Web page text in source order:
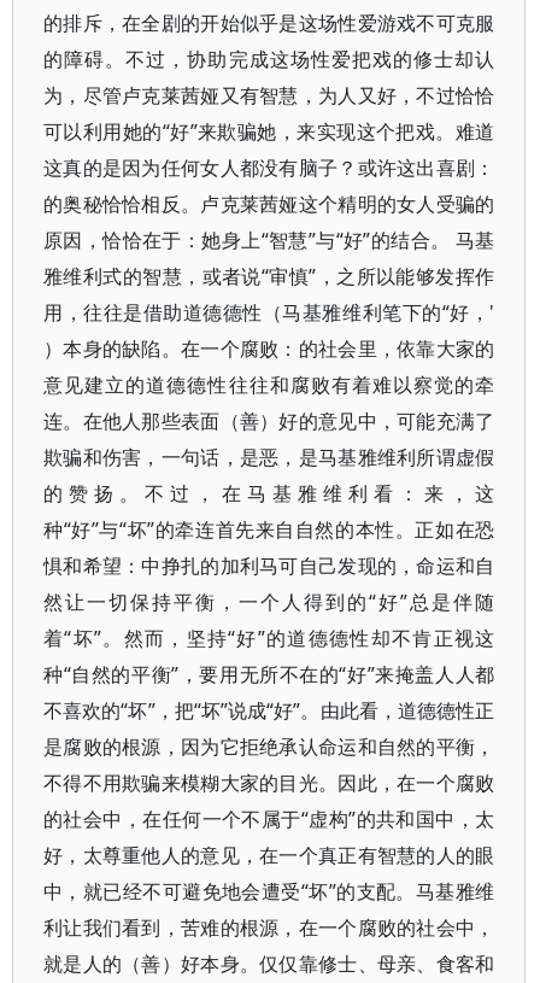
的排斥，在全剧的开始似乎是这场性爱游戏不可克服
的障碍。不过，协助完成这场性爱把戏的修士却认
为，尽管卢克莱茜娅又有智慧，为人又好，不过恰恰
可以利用她的“好”来欺骗她，来实现这个把戏。难道
这真的是因为任何女人都没有脑子？或许这出喜剧：
的奥秘恰恰相反。卢克莱茜娅这个精明的女人受骗的
原因，恰恰在于：她身上“智慧”与“好”的结合。 马基
雅维利式的智慧，或者说“审慎”，之所以能够发挥作
用，往往是借助道德德性（马基雅维利笔下的“好，'
）本身的缺陷。在一个腐败：的社会里，依靠大家的
意见建立的道德德性往往和腐败有着难以察觉的牵
连。在他人那些表面（善）好的意见中，可能充满了
欺骗和伤害，一句话，是恶，是马基雅维利所谓虚假
的赞扬。不过，在马基雅维利看：来，这
种“好”与“坏”的牵连首先来自自然的本性。正如在恐
惧和希望：中挣扎的加利马可自己发现的，命运和自
然让一切保持平衡，一个人得到的“好”总是伴随
着“坏”。然而，坚持“好”的道德德性却不肯正视这
种“自然的平衡”，要用无所不在的“好”来掩盖人人都
不喜欢的“坏”，把“坏”说成“好”。由此看，道德德性正
是腐败的根源，因为它拒绝承认命运和自然的平衡，
不得不用欺骗来模糊大家的目光。因此，在一个腐败
的社会中，在任何一个不属于“虚构”的共和国中，太
好，太尊重他人的意见，在一个真正有智慧的人的眼
中，就已经不可避免地会遭受“坏”的支配。马基雅维
利让我们看到，苦难的根源，在一个腐败的社会中，
就是人的（善）好本身。仅仅靠修士、母亲、食客和